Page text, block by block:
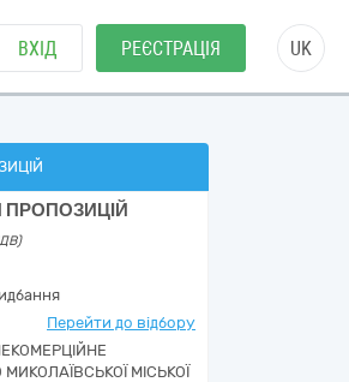
ВХІД РЕЄСТРАЦІЯ UK
ПРОПОЗИЦІЙ
Перейти до відбору
МІСЬКОЇ